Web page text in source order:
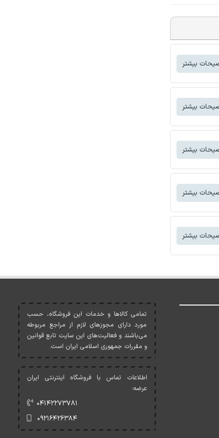
بیشتر
بیشتر
بیشتر
بیشتر
بیشتر
تمامی کالاها و خدمات اين فروشگاه، حسب
مورد دارای مجوزهای لازم از مراجع مربوطه
می‌باشند و فعاليت‌های اين سايت تابع قوانين
و مقررات جمهوری اسلامی ايران است.
اطلاعات تماس با فروشگاه اینترنتی ایران
عرضه:
۰۴۱۴۲۲۷۳۷۸۱
۰۹۲۱۶۴۲۶۳۸۴